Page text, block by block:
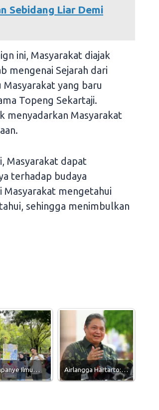
Sebidang Liar Demi
ini, Masyarakat diajak
mengenai Sejarah dari
Masyarakat yang baru
Topeng Sekartaji.
menyadarkan Masyarakat
Masyarakat dapat
terhadap budaya
Masyarakat mengetahui
sehingga menimbulkan
Ilmu… Airlangga Hartarto:…